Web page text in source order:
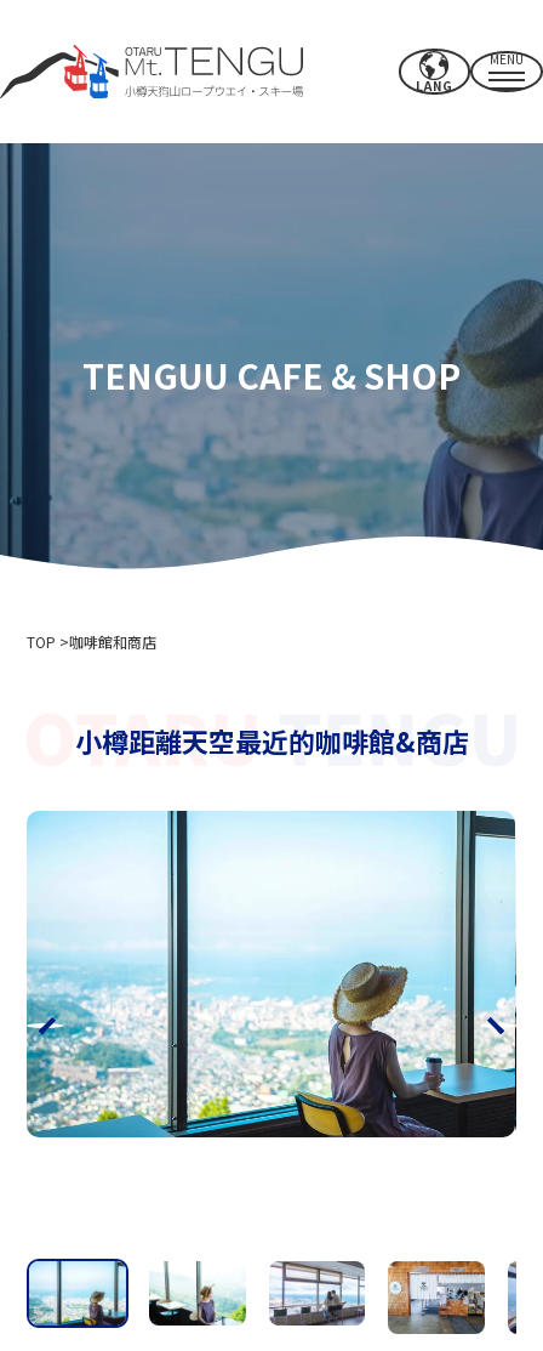
LANG
MENU
CAFE & SHOP
其他的
電源點/設施
附近推薦景點
如何度過你的時間
使用權
公司簡介
滑雪場使用條款與條件
相關連結
小樽觀光協會
北海道空中纜車協會
天狗山滑雪學校
小樽滑雪聯盟
小樽天狗山滑雪學校
小樽玻璃工作室
TENGUU CAFE & SHOP
TOP 咖啡館和商店
小樽距離天空最近的咖啡館&商店